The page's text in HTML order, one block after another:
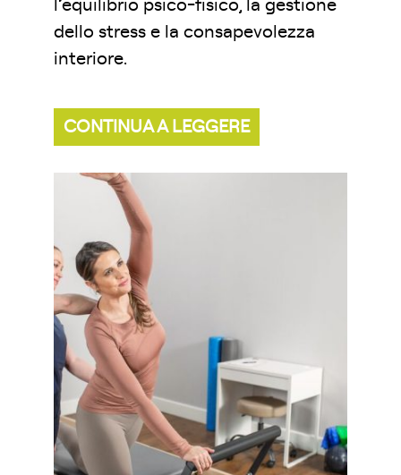
l’equilibrio psico-fisico, la gestione
dello stress e la consapevolezza
interiore.
CONTINUA A LEGGERE